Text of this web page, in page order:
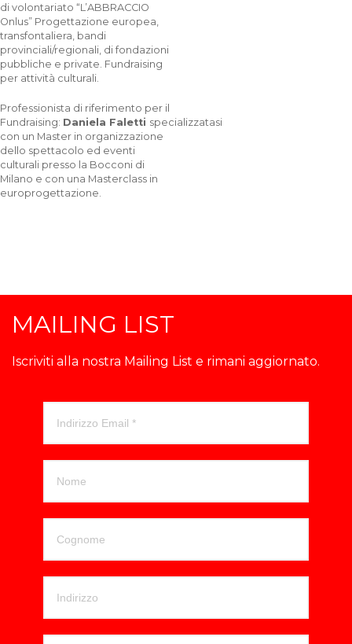
di volontariato “L’ABBRACCIO
Onlus” Progettazione europea,
transfontaliera, bandi
provinciali/regionali, di fondazioni
pubbliche e private. Fundraising
per attività culturali.
Professionista di riferimento per il
Fundraising: Daniela Faletti specializzatasi
con un Master in organizzazione
dello spettacolo ed eventi
culturali presso la Bocconi di
Milano e con una Masterclass in
europrogettazione.
MAILING LIST
Iscriviti alla nostra Mailing List e rimani aggiornato.